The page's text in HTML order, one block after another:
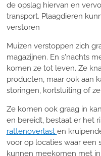
de opslag hiervan en
transport. Plaagdieren
verstoren
Muizen verstoppen zich
magazijnen. En s'nachts
komen ze tot leven. Ze
producten, maar ook aan
storingen, kortsluiting of
Ze komen ook graag in
en bereidt, bestaat er het
rattenoverlast en
voor op locaties waar een
kunnen meekomen met